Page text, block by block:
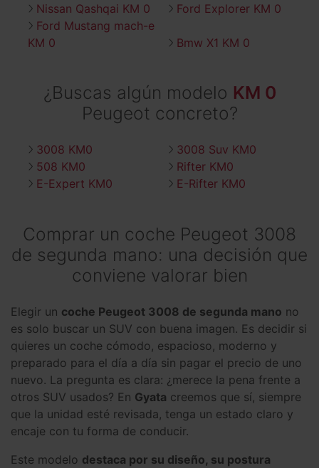
Nissan Qashqai KM 0
Ford Explorer KM 0
Ford Mustang mach-e
KM 0
Bmw X1 KM 0
¿Buscas algún modelo KM 0
Peugeot concreto?
3008 KM0
3008 Suv KM0
508 KM0
Rifter KM0
E-Expert KM0
E-Rifter KM0
Comprar un coche Peugeot 3008
de segunda mano: una decisión que
conviene valorar bien
Elegir un coche Peugeot 3008 de segunda mano no
es solo buscar un SUV con buena imagen. Es decidir si
quieres un coche cómodo, espacioso, moderno y
preparado para el día a día sin pagar el precio de uno
nuevo. La pregunta es clara: ¿merece la pena frente a
otros SUV usados? En Gyata creemos que sí, siempre
que la unidad esté revisada, tenga un estado claro y
encaje con tu forma de conducir.
Este modelo destaca por su diseño, su postura